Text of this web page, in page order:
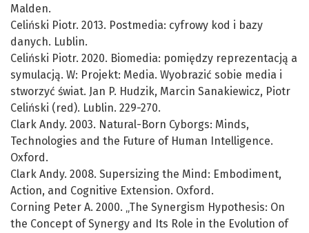
Malden.
Celiński Piotr. 2013. Postmedia: cyfrowy kod i bazy
danych. Lublin.
Celiński Piotr. 2020. Biomedia: pomiędzy reprezentacją a
symulacją. W: Projekt: Media. Wyobrazić sobie media i
stworzyć świat. Jan P. Hudzik, Marcin Sanakiewicz, Piotr
Celiński (red). Lublin. 229-270.
Clark Andy. 2003. Natural-Born Cyborgs: Minds,
Technologies and the Future of Human Intelligence.
Oxford.
Clark Andy. 2008. Supersizing the Mind: Embodiment,
Action, and Cognitive Extension. Oxford.
Corning Peter A. 2000. „The Synergism Hypothesis: On
the Concept of Synergy and Its Role in the Evolution of